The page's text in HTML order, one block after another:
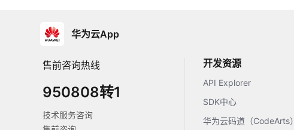
华为云App
售前咨询热线
950808转1
技术服务咨询
开发资源
API Explorer
SDK中心
华为云码道（CodeArts）